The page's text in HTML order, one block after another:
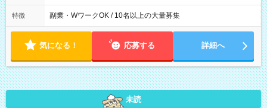
態：本採用時と同じです。 給与：時給 1,780円以上 ※各加算給
無
22時 (実7h/休1h） ★週3～5日※土or日必須 ◎休日：平日メイン
※[B]OJT終了後要相談 ◎下記選択制 （1）曜日固定 週3～・土or
選択可 ▶ご確認 祝日/GW/年末年始等も シフト通りの出勤が必要
です
特徴 副業・WワークOK / 10名以上の大量募集
気になる！ 応募する 詳細へ
未読